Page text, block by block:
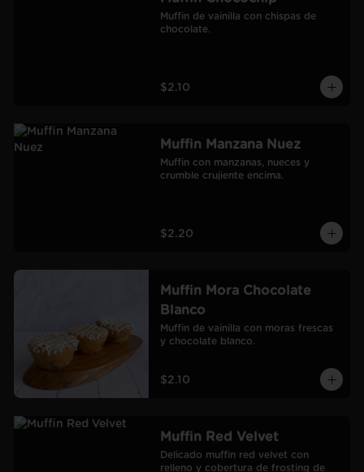
Muffin de vainilla con chispas de
chocolate.
$2.10
Muffin Manzana Nuez
Muffin con manzanas, nueces y
crumble crujiente encima.
$2.20
Muffin Mora Chocolate
Blanco
Muffin de vainilla con moras frescas
y chocolate blanco.
$2.10
Muffin Red Velvet
Delicado muffin red velvet con
relleno y cobertura de frosting de